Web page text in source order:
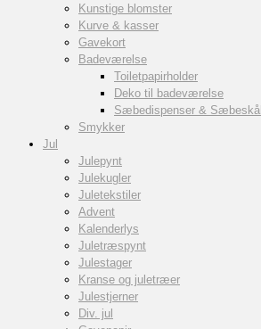
Kunstige blomster
Kurve & kasser
Gavekort
Badeværelse
Toiletpapirholder
Deko til badeværelse
Sæbedispenser & Sæbeskål
Smykker
Jul
Julepynt
Julekugler
Juletekstiler
Advent
Kalenderlys
Juletræspynt
Julestager
Kranse og juletræer
Julestjerner
Div. jul